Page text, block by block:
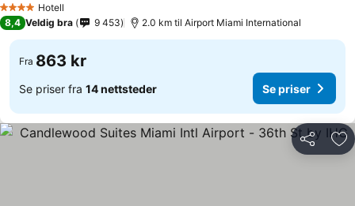
4 StjernerHotell
8,4 Veldig bra 9 453 2.0 km til Airport Miami International
Fra 863 kr
Se priser fra 14 nettsteder Se priser
Del